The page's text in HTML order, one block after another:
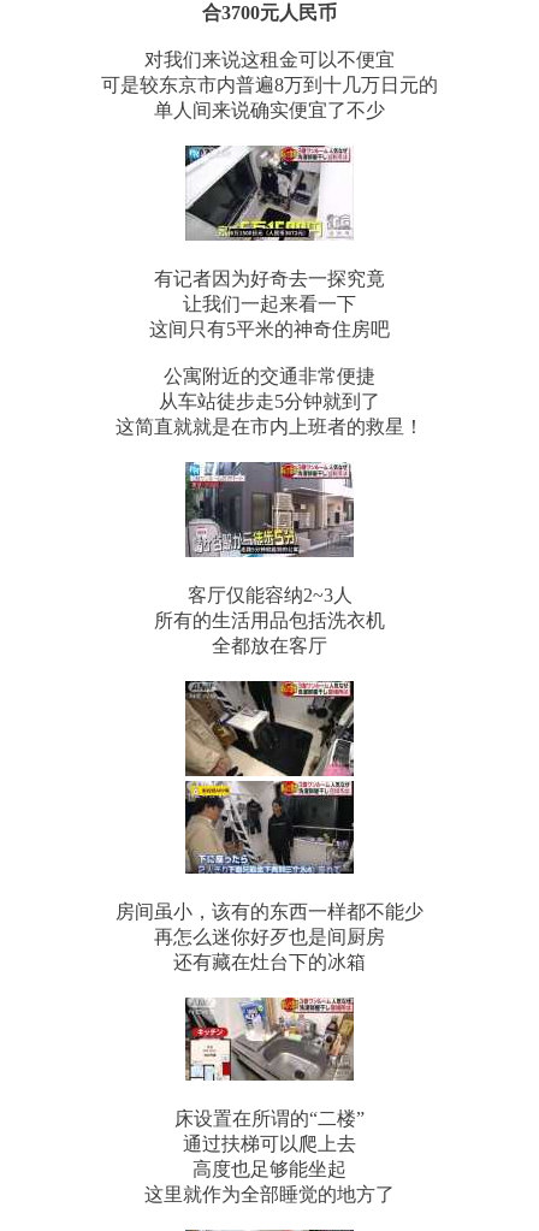
合3700元人民币
对我们来说这租金可以不便宜
可是较东京市内普遍8万到十几万日元的
单人间来说确实便宜了不少
有记者因为好奇去一探究竟
让我们一起来看一下
这间只有5平米的神奇住房吧
公寓附近的交通非常便捷
从车站徒步走5分钟就到了
这简直就就是在市内上班者的救星！
客厅仅能容纳2~3人
所有的生活用品包括洗衣机
全都放在客厅
房间虽小，该有的东西一样都不能少
再怎么迷你好歹也是间厨房
还有藏在灶台下的冰箱
床设置在所谓的“二楼”
通过扶梯可以爬上去
高度也足够能坐起
这里就作为全部睡觉的地方了